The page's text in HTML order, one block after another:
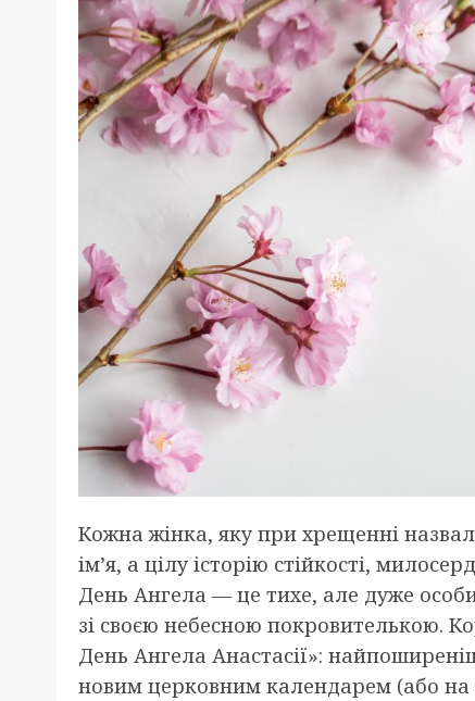
Кожна жінка, яку при хрещенні
ім’я, а цілу історію стійкості,
День Ангела — це тихе, але дуже
зі своєю небесною покровителькою.
День Ангела Анастасії»:
новим церковним календарем (або на